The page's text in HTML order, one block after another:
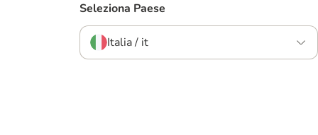
Seleziona Paese
Italia / it